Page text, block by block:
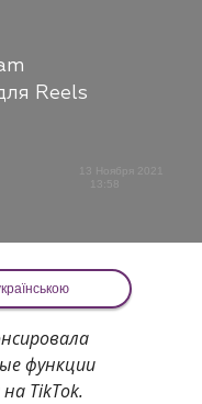
Reels
13 Ноября 2021
функции
TikTok.